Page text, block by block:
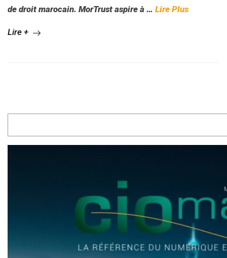
de droit marocain. MorTrust aspire à … Lire Plus
Lire +